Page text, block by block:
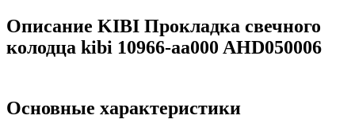
Описание KIBI Прокладка свечного
колодца kibi 10966-aa000 AHD050006
Основные характеристики